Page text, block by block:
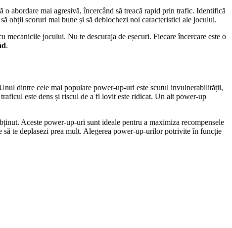
abordare mai agresivă, încercând să treacă rapid prin trafic. Identifică
obții scoruri mai bune și să deblochezi noi caracteristici ale jocului.
jocului. Nu te descuraja de eșecuri. Fiecare încercare este o
.
dintre cele mai populare power-up-uri este scutul invulnerabilității,
este dens și riscul de a fi lovit este ridicat. Un alt power-up
Aceste power-up-uri sunt ideale pentru a maximiza recompensele
să te deplasezi prea mult. Alegerea power-up-urilor potrivite în funcție